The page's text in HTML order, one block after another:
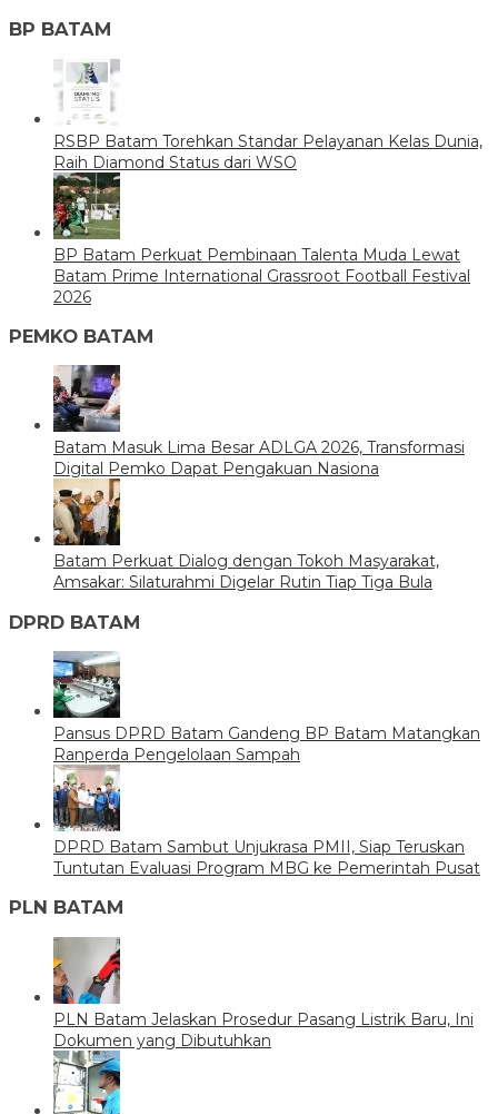
BP BATAM
RSBP Batam Torehkan Standar Pelayanan Kelas Dunia,
Raih Diamond Status dari WSO
BP Batam Perkuat Pembinaan Talenta Muda Lewat
Batam Prime International Grassroot Football Festival
2026
PEMKO BATAM
Batam Masuk Lima Besar ADLGA 2026, Transformasi
Digital Pemko Dapat Pengakuan Nasiona
Batam Perkuat Dialog dengan Tokoh Masyarakat,
Amsakar: Silaturahmi Digelar Rutin Tiap Tiga Bula
DPRD BATAM
Pansus DPRD Batam Gandeng BP Batam Matangkan
Ranperda Pengelolaan Sampah
DPRD Batam Sambut Unjukrasa PMII, Siap Teruskan
Tuntutan Evaluasi Program MBG ke Pemerintah Pusat
PLN BATAM
PLN Batam Jelaskan Prosedur Pasang Listrik Baru, Ini
Dokumen yang Dibutuhkan